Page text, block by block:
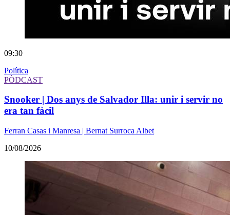
09:30
Política
PÒDCAST
Snooker | Dos anys de Salvador Illa: unir i servir no
era tan fàcil
Ferran Casas i Manresa | Bernat Surroca Albet
10/08/2026